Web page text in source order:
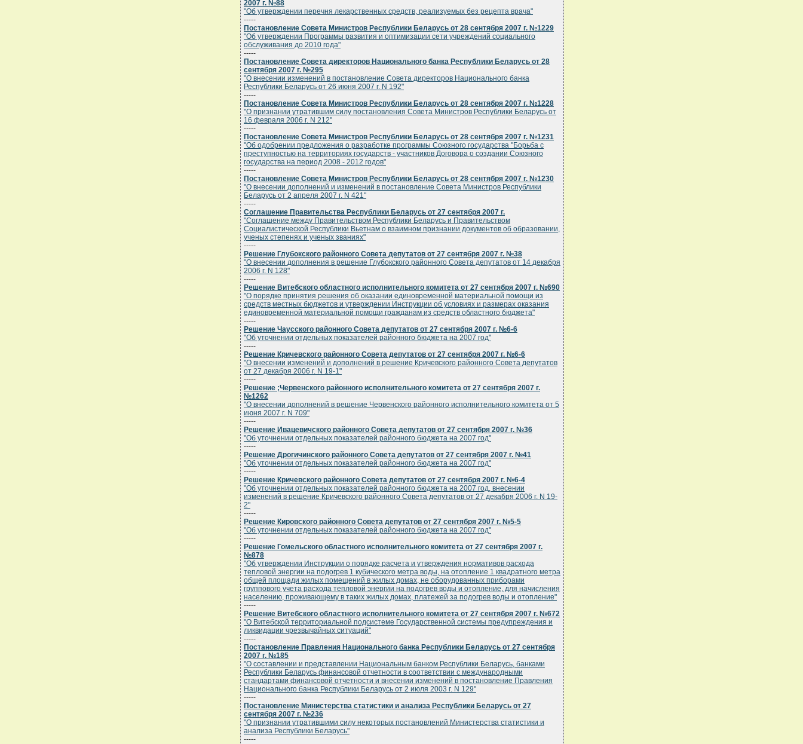
2007 г. №88
"Об утверждении перечня лекарственных средств, реализуемых без рецепта врача"
-----
Постановление Совета Министров Республики Беларусь от 28 сентября 2007 г. №1229
"Об утверждении Программы развития и оптимизации сети учреждений социального
обслуживания до 2010 года"
-----
Постановление Совета директоров Национального банка Республики Беларусь от 28
сентября 2007 г. №295
"О внесении изменений в постановление Совета директоров Национального банка
Республики Беларусь от 26 июня 2007 г. N 192"
-----
Постановление Совета Министров Республики Беларусь от 28 сентября 2007 г. №1228
"О признании утратившим силу постановления Совета Министров Республики Беларусь от
16 февраля 2006 г. N 212"
-----
Постановление Совета Министров Республики Беларусь от 28 сентября 2007 г. №1231
"Об одобрении предложения о разработке программы Союзного государства "Борьба с
преступностью на территориях государств - участников Договора о создании Союзного
государства на период 2008 - 2012 годов"
-----
Постановление Совета Министров Республики Беларусь от 28 сентября 2007 г. №1230
"О внесении дополнений и изменений в постановление Совета Министров Республики
Беларусь от 2 апреля 2007 г. N 421"
-----
Соглашение Правительства Республики Беларусь от 27 сентября 2007 г.
"Соглашение между Правительством Республики Беларусь и Правительством
Социалистической Республики Вьетнам о взаимном признании документов об образовании,
ученых степенях и ученых званиях"
-----
Решение Глубокского районного Совета депутатов от 27 сентября 2007 г. №38
"О внесении дополнения в решение Глубокского районного Совета депутатов от 14 декабря
2006 г. N 128"
-----
Решение Витебского областного исполнительного комитета от 27 сентября 2007 г. №690
"О порядке принятия решения об оказании единовременной материальной помощи из
средств местных бюджетов и утверждении Инструкции об условиях и размерах оказания
единовременной материальной помощи гражданам из средств областного бюджета"
-----
Решение Чаусского районного Совета депутатов от 27 сентября 2007 г. №6-6
"Об уточнении отдельных показателей районного бюджета на 2007 год"
-----
Решение Кричевского районного Совета депутатов от 27 сентября 2007 г. №6-6
"О внесении изменений и дополнений в решение Кричевского районного Совета депутатов
от 27 декабря 2006 г. N 19-1"
-----
Решение ;Червенского районного исполнительного комитета от 27 сентября 2007 г.
№1262
"О внесении дополнений в решение Червенского районного исполнительного комитета от 5
июня 2007 г. N 709"
-----
Решение Ивацевичского районного Совета депутатов от 27 сентября 2007 г. №36
"Об уточнении отдельных показателей районного бюджета на 2007 год"
-----
Решение Дрогичинского районного Совета депутатов от 27 сентября 2007 г. №41
"Об уточнении отдельных показателей районного бюджета на 2007 год"
-----
Решение Кричевского районного Совета депутатов от 27 сентября 2007 г. №6-4
"Об уточнении отдельных показателей районного бюджета на 2007 год, внесении
изменений в решение Кричевского районного Совета депутатов от 27 декабря 2006 г. N 19-
2"
-----
Решение Кировского районного Совета депутатов от 27 сентября 2007 г. №5-5
"Об уточнении отдельных показателей районного бюджета на 2007 год"
-----
Решение Гомельского областного исполнительного комитета от 27 сентября 2007 г.
№878
"Об утверждении Инструкции о порядке расчета и утверждения нормативов расхода
тепловой энергии на подогрев 1 кубического метра воды, на отопление 1 квадратного метра
общей площади жилых помещений в жилых домах, не оборудованных приборами
группового учета расхода тепловой энергии на подогрев воды и отопление, для начисления
населению, проживающему в таких жилых домах, платежей за подогрев воды и отопление"
-----
Решение Витебского областного исполнительного комитета от 27 сентября 2007 г. №672
"О Витебской территориальной подсистеме Государственной системы предупреждения и
ликвидации чрезвычайных ситуаций"
-----
Постановление Правления Национального банка Республики Беларусь от 27 сентября
2007 г. №185
"О составлении и представлении Национальным банком Республики Беларусь, банками
Республики Беларусь финансовой отчетности в соответствии с международными
стандартами финансовой отчетности и внесении изменений в постановление Правления
Национального банка Республики Беларусь от 2 июля 2003 г. N 129"
-----
Постановление Министерства статистики и анализа Республики Беларусь от 27
сентября 2007 г. №236
"О признании утратившими силу некоторых постановлений Министерства статистики и
анализа Республики Беларусь"
-----